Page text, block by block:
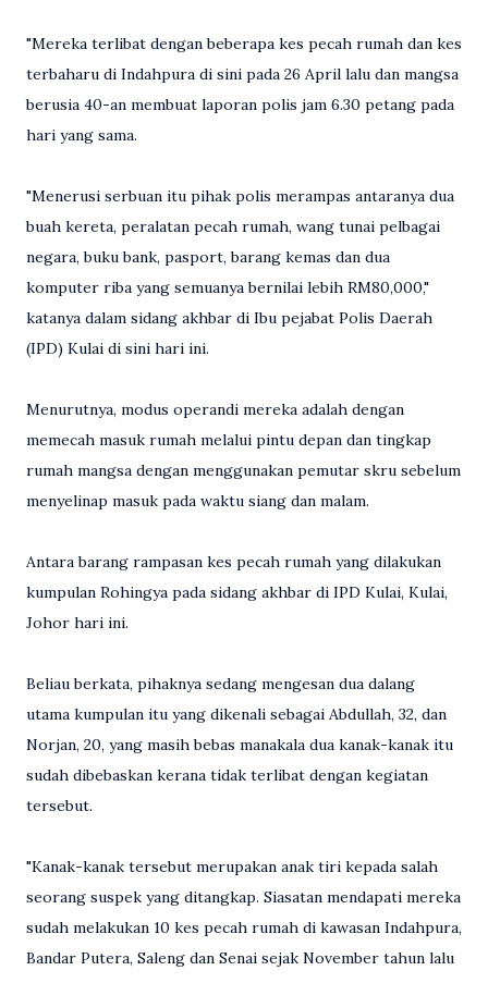
"Mereka terlibat dengan beberapa kes pecah rumah dan kes
terbaharu di Indahpura di sini pada 26 April lalu dan mangsa
berusia 40-an membuat laporan polis jam 6.30 petang pada
hari yang sama.
"Menerusi serbuan itu pihak polis merampas antaranya dua
buah kereta, peralatan pecah rumah, wang tunai pelbagai
negara, buku bank, pasport, barang kemas dan dua
komputer riba yang semuanya bernilai lebih RM80,000,"
katanya dalam sidang akhbar di Ibu pejabat Polis Daerah
(IPD) Kulai di sini hari ini.
Menurutnya, modus operandi mereka adalah dengan
memecah masuk rumah melalui pintu depan dan tingkap
rumah mangsa dengan menggunakan pemutar skru sebelum
menyelinap masuk pada waktu siang dan malam.
Antara barang rampasan kes pecah rumah yang dilakukan
kumpulan Rohingya pada sidang akhbar di IPD Kulai, Kulai,
Johor hari ini.
Beliau berkata, pihaknya sedang mengesan dua dalang
utama kumpulan itu yang dikenali sebagai Abdullah, 32, dan
Norjan, 20, yang masih bebas manakala dua kanak-kanak itu
sudah dibebaskan kerana tidak terlibat dengan kegiatan
tersebut.
"Kanak-kanak tersebut merupakan anak tiri kepada salah
seorang suspek yang ditangkap. Siasatan mendapati mereka
sudah melakukan 10 kes pecah rumah di kawasan Indahpura,
Bandar Putera, Saleng dan Senai sejak November tahun lalu